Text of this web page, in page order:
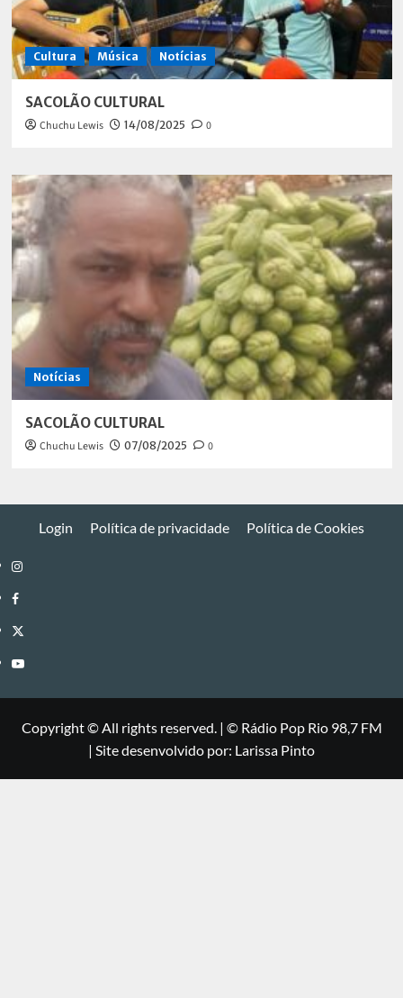
Cultura Música Notícias
SACOLÃO CULTURAL
Chuchu Lewis 14/08/2025 0
Notícias
SACOLÃO CULTURAL
Chuchu Lewis 07/08/2025 0
Login Política de privacidade Política de Cookies
Instagram
Facebook
Twitter
Youtube
Copyright © All rights reserved. | ©Rádio Pop Rio 98,7 FM
| Site desenvolvido por: Larissa Pinto